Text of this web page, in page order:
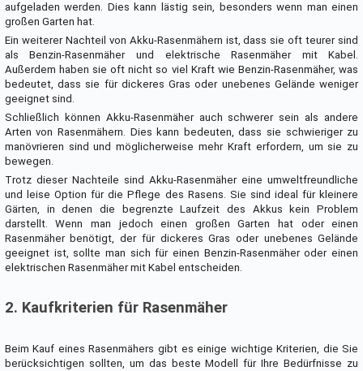
aufgeladen werden. Dies kann lästig sein, besonders wenn man einen
großen Garten hat.
Ein weiterer Nachteil von Akku-Rasenmähern ist, dass sie oft teurer sind
als Benzin-Rasenmäher und elektrische Rasenmäher mit Kabel.
Außerdem haben sie oft nicht so viel Kraft wie Benzin-Rasenmäher, was
bedeutet, dass sie für dickeres Gras oder unebenes Gelände weniger
geeignet sind.
Schließlich können Akku-Rasenmäher auch schwerer sein als andere
Arten von Rasenmähern. Dies kann bedeuten, dass sie schwieriger zu
manövrieren sind und möglicherweise mehr Kraft erfordern, um sie zu
bewegen.
Trotz dieser Nachteile sind Akku-Rasenmäher eine umweltfreundliche
und leise Option für die Pflege des Rasens. Sie sind ideal für kleinere
Gärten, in denen die begrenzte Laufzeit des Akkus kein Problem
darstellt. Wenn man jedoch einen großen Garten hat oder einen
Rasenmäher benötigt, der für dickeres Gras oder unebenes Gelände
geeignet ist, sollte man sich für einen Benzin-Rasenmäher oder einen
elektrischen Rasenmäher mit Kabel entscheiden.
2. Kaufkriterien für Rasenmäher
Beim Kauf eines Rasenmähers gibt es einige wichtige Kriterien, die Sie
berücksichtigen sollten, um das beste Modell für Ihre Bedürfnisse zu